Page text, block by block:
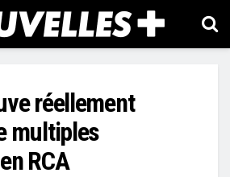
réellement
multiples
RCA